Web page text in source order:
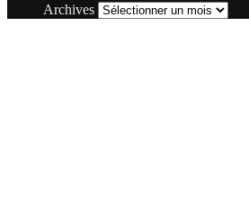
Archives